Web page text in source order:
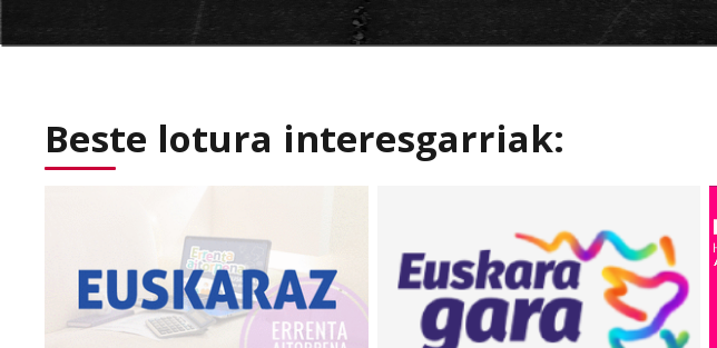
Beste lotura interesgarriak: